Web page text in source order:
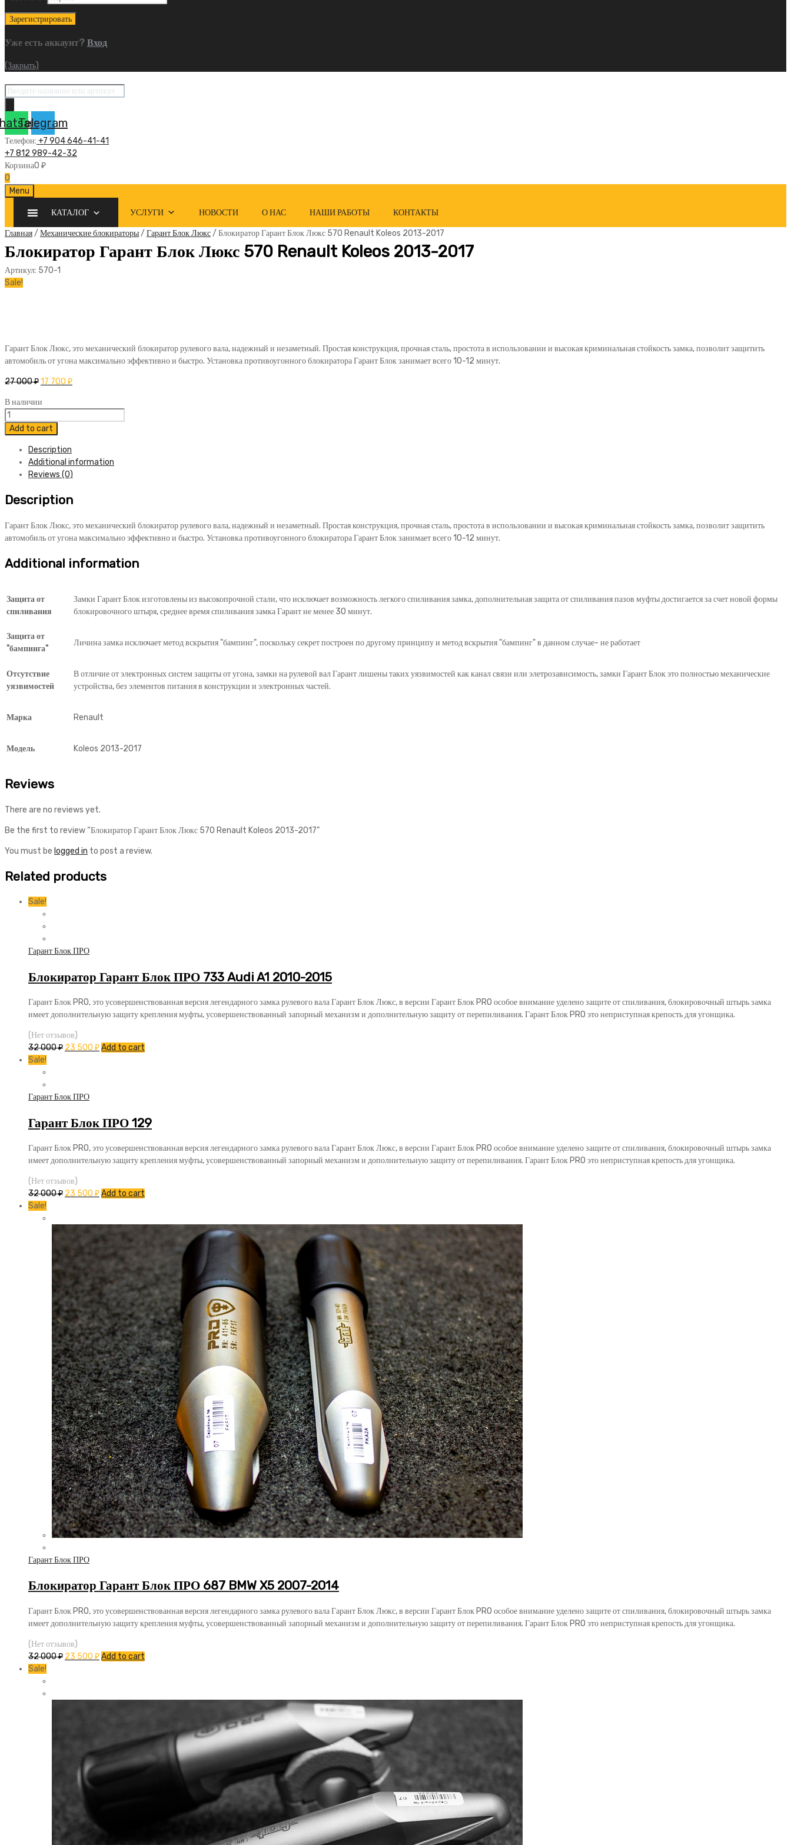
Уже есть аккаунт? Вход
(Закрыть)
Поиск
товаров
Telegram
Телефон: +7 904 646-41-41
+7 812 989-42-32
Корзина0 ₽
0
Skip
content
Menu
КАТАЛОГ УСЛУГИ НОВОСТИ О НАС НАШИ РАБОТЫ КОНТАКТЫ
Главная/ Механические блокираторы/ Гарант Блок Люкс/ Блокиратор Гарант Блок Люкс 570 Renault Koleos 2013-2017
Блокиратор Гарант Блок Люкс 570 Renault Koleos 2013-2017
Артикул: 570-1
Sale!
Гарант Блок Люкс, это механический блокиратор рулевого вала, надежный и незаметный. Простая конструкция, прочная сталь, простота в использовании и высокая криминальная стойкость замка, позволит защитить
автомобиль от угона максимально эффективно и быстро. Установка противоугонного блокиратора Гарант Блок занимает всего 10-12 минут.
27 000₽17 700 ₽
В наличии
Блокиратор
Гарант
Блок
Люкс
Renault
2013-
quantity
Add to cart
Description
Additional information
Reviews (0)
Description
Гарант Блок Люкс, это механический блокиратор рулевого вала, надежный и незаметный. Простая конструкция, прочная сталь, простота в использовании и высокая криминальная стойкость замка, позволит защитить
автомобиль от угона максимально эффективно и быстро. Установка противоугонного блокиратора Гарант Блок занимает всего 10-12 минут.
Additional information
Защита от
спиливания
Замки Гарант Блок изготовлены из высокопрочной стали, что исключает возможность легкого спиливания замка, дополнительная защита от спиливания пазов муфты достигается за счет новой формы
блокировочного штыря, среднее время спиливания замка Гарант не менее 30 минут.
Защита от
"бампинга"
Личина замка исключает метод вскрытия "бампинг", поскольку секрет построен по другому принципу и метод вскрытия "бампинг" в данном случае- не работает
Отсутствие
уязвимостей
В отличие от электронных систем защиты от угона, замки на рулевой вал Гарант лишены таких уязвимостей как канал связи или элетрозависимость, замки Гарант Блок это полностью механические
устройства, без элементов питания в конструкции и электронных частей.
Марка Renault
Модель Koleos 2013-2017
Reviews
There are no reviews yet.
Be the first to review “Блокиратор Гарант Блок Люкс 570 Renault Koleos 2013-2017”
You must be logged in to post a review.
Related products
Sale!
Гарант Блок ПРО
Блокиратор Гарант Блок ПРО 733 Audi A1 2010-2015
Гарант Блок PRO, это усовершенствованная версия легендарного замка рулевого вала Гарант Блок Люкс, в версии Гарант Блок PRO особое внимание уделено защите от спиливания, блокировочный штырь замка
имеет дополнительную защиту крепления муфты, усовершенствованный запорный механизм и дополнительную защиту от перепиливания. Гарант Блок PRO это неприступная крепость для угонщика.
(Нет отзывов)
32 000₽ 23 500 ₽Add to cart
Sale!
Гарант Блок ПРО
Гарант Блок ПРО 129
Гарант Блок PRO, это усовершенствованная версия легендарного замка рулевого вала Гарант Блок Люкс, в версии Гарант Блок PRO особое внимание уделено защите от спиливания, блокировочный штырь замка
имеет дополнительную защиту крепления муфты, усовершенствованный запорный механизм и дополнительную защиту от перепиливания. Гарант Блок PRO это неприступная крепость для угонщика.
(Нет отзывов)
32 000₽ 23 500 ₽Add to cart
Sale!
Гарант Блок ПРО
Блокиратор Гарант Блок ПРО 687 BMW X5 2007-2014
Гарант Блок PRO, это усовершенствованная версия легендарного замка рулевого вала Гарант Блок Люкс, в версии Гарант Блок PRO особое внимание уделено защите от спиливания, блокировочный штырь замка
имеет дополнительную защиту крепления муфты, усовершенствованный запорный механизм и дополнительную защиту от перепиливания. Гарант Блок PRO это неприступная крепость для угонщика.
(Нет отзывов)
32 000₽ 23 500 ₽Add to cart
Sale!